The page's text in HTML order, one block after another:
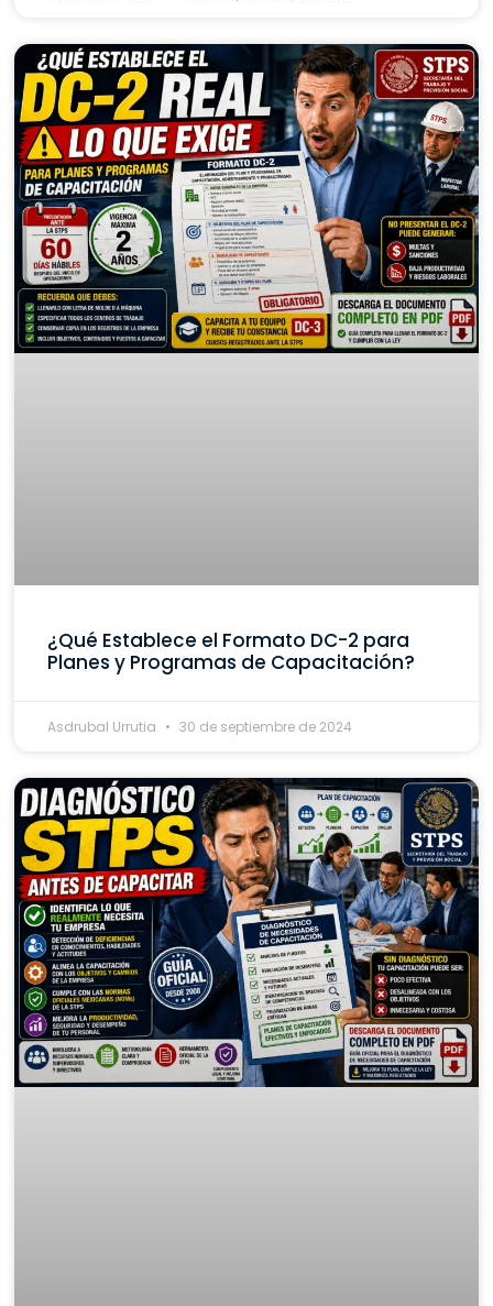
¿Qué Establece el Formato DC-2 para
Planes y Programas de Capacitación?
Asdrubal Urrutia 30 de septiembre de 2024